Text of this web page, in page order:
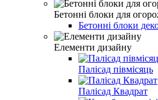
Бетонні блоки для
Бетонні блоки
Елементи дизайну
Палісад півмісяць
Палісад Квадрат